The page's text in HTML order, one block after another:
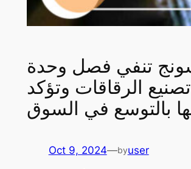
تنفي فصل وحدة
تصنيع الرقاقات وتؤكد
بالتوسع في السوق
Oct 9, 2024—byuser